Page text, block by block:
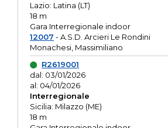
Lazio: Latina (LT)
18 m
Gara Interregionale indoor
12007 - A.S.D. Arcieri Le Rondini
Monachesi, Massimiliano
R2619001
dal: 03/01/2026
al: 04/01/2026
Interregionale
Sicilia: Milazzo (ME)
18 m